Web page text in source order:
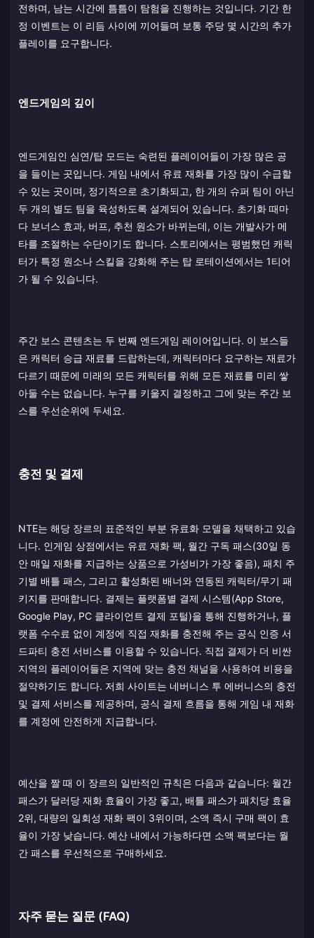
전하며, 남는 시간에 틈틈이 탐험을 진행하는 것입니다. 기간 한
정 이벤트는 이 리듬 사이에 끼어들며 보통 주당 몇 시간의 추가
플레이를 요구합니다.
엔드게임의 깊이
엔드게임인 심연/탑 모드는 숙련된 플레이어들이 가장 많은 공
을 들이는 곳입니다. 게임 내에서 유료 재화를 가장 많이 수급할
수 있는 곳이며, 정기적으로 초기화되고, 한 개의 슈퍼 팀이 아닌
두 개의 별도 팀을 육성하도록 설계되어 있습니다. 초기화 때마
다 보너스 효과, 버프, 추천 원소가 바뀌는데, 이는 개발사가 메
타를 조절하는 수단이기도 합니다. 스토리에서는 평범했던 캐릭
터가 특정 원소나 스킬을 강화해 주는 탑 로테이션에서는 1티어
가 될 수 있습니다.
주간 보스 콘텐츠는 두 번째 엔드게임 레이어입니다. 이 보스들
은 캐릭터 승급 재료를 드랍하는데, 캐릭터마다 요구하는 재료가
다르기 때문에 미래의 모든 캐릭터를 위해 모든 재료를 미리 쌓
아둘 수는 없습니다. 누구를 키울지 결정하고 그에 맞는 주간 보
스를 우선순위에 두세요.
충전 및 결제
NTE는 해당 장르의 표준적인 부분 유료화 모델을 채택하고 있습
니다. 인게임 상점에서는 유료 재화 팩, 월간 구독 패스(30일 동
안 매일 재화를 지급하는 상품으로 가성비가 가장 좋음), 패치 주
기별 배틀 패스, 그리고 활성화된 배너와 연동된 캐릭터/무기 패
키지를 판매합니다. 결제는 플랫폼별 결제 시스템(App Store,
Google Play, PC 클라이언트 결제 포털)을 통해 진행하거나, 플
랫폼 수수료 없이 계정에 직접 재화를 충전해 주는 공식 인증 서
드파티 충전 서비스를 이용할 수 있습니다. 직접 결제가 더 비싼
지역의 플레이어들은 지역에 맞는 충전 채널을 사용하여 비용을
절약하기도 합니다. 저희 사이트는 네버니스 투 에버니스의 충전
및 결제 서비스를 제공하며, 공식 결제 흐름을 통해 게임 내 재화
를 계정에 안전하게 지급합니다.
예산을 짤 때 이 장르의 일반적인 규칙은 다음과 같습니다: 월간
패스가 달러당 재화 효율이 가장 좋고, 배틀 패스가 패치당 효율
2위, 대량의 일회성 재화 팩이 3위이며, 소액 즉시 구매 팩이 효
율이 가장 낮습니다. 예산 내에서 가능하다면 소액 팩보다는 월
간 패스를 우선적으로 구매하세요.
자주 묻는 질문 (FAQ)